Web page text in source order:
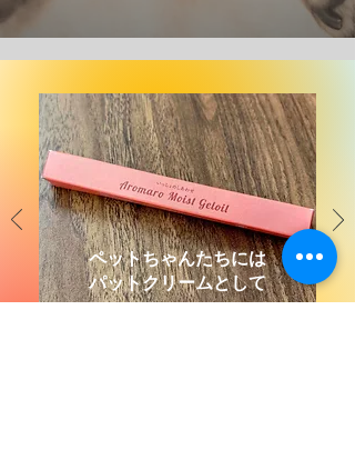
ペットちゃんたちには
​パットクリームとして